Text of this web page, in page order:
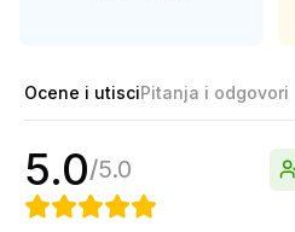
Ocene i utisciPitanja i odgovori
5.0/5.0